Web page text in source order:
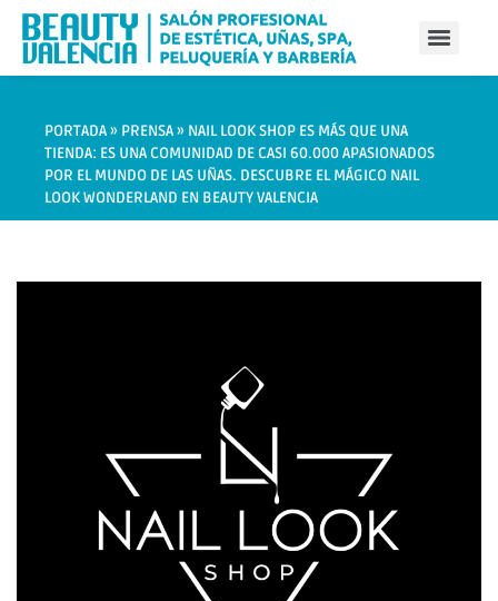
PORTADA» PRENSA» NAIL LOOK SHOP ES MÁS QUE UNA
TIENDA: ES UNA COMUNIDAD DE CASI 60.000 APASIONADOS
POR EL MUNDO DE LAS UÑAS. DESCUBRE EL MÁGICO NAIL
LOOK WONDERLAND EN BEAUTY VALENCIA